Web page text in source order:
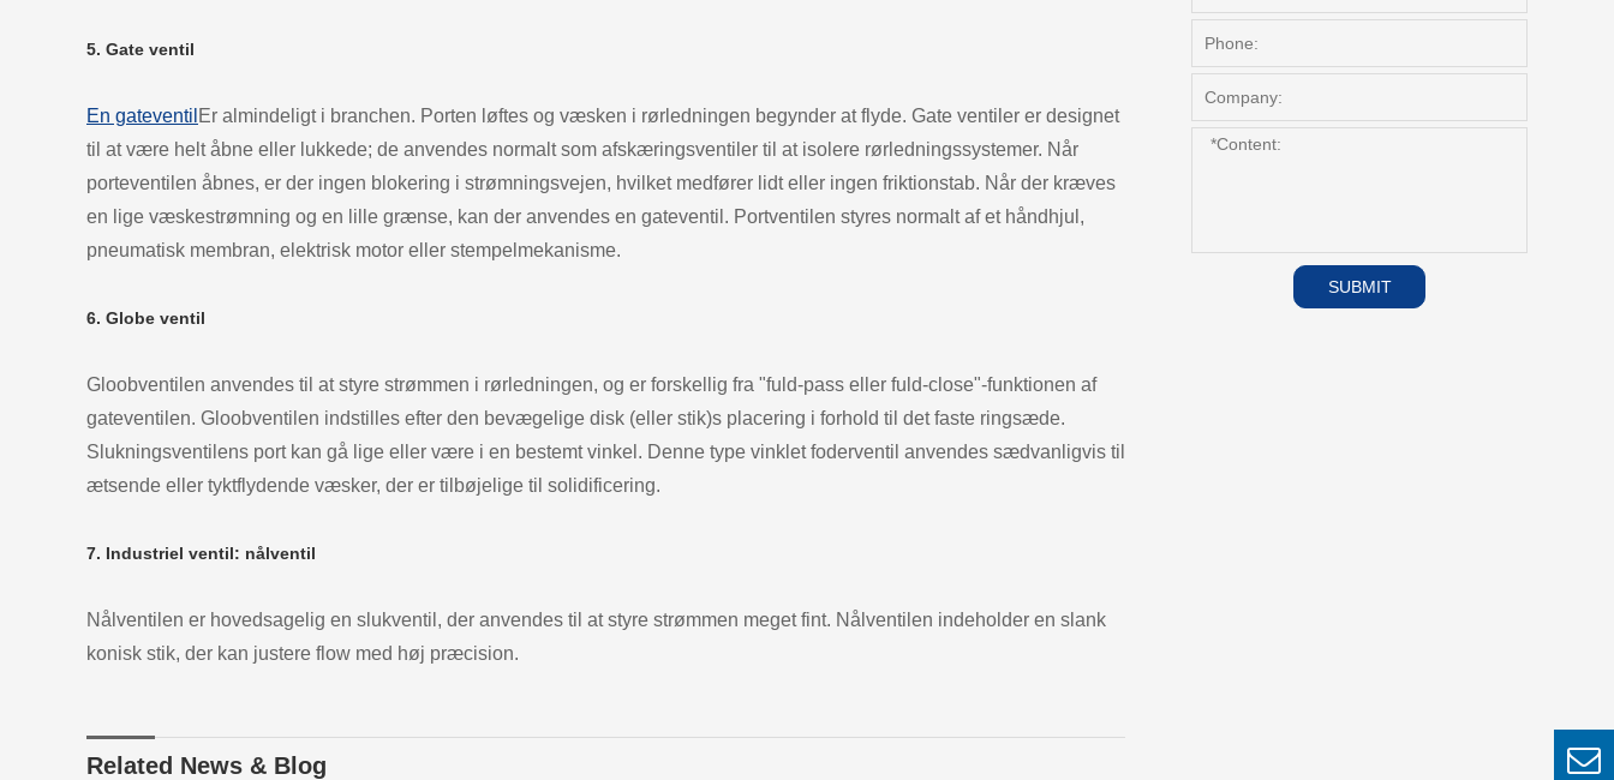
5. Gate ventil
En gateventil Er almindeligt i branchen. Porten løftes og væsken i rørledningen begynder at flyde. Gate ventiler er designet
til at være helt åbne eller lukkede; de anvendes normalt som afskæringsventiler til at isolere rørledningssystemer. Når
porteventilen åbnes, er der ingen blokering i strømningsvejen, hvilket medfører lidt eller ingen friktionstab. Når der kræves
en lige væskestrømning og en lille grænse, kan der anvendes en gateventil. Portventilen styres normalt af et håndhjul,
pneumatisk membran, elektrisk motor eller stempelmekanisme.
6. Globe ventil
Gloobventilen anvendes til at styre strømmen i rørledningen, og er forskellig fra "fuld-pass eller fuld-close"-funktionen af
gateventilen. Gloobventilen indstilles efter den bevægelige disk (eller stik)s placering i forhold til det faste ringsæde.
Slukningsventilens port kan gå lige eller være i en bestemt vinkel. Denne type vinklet foderventil anvendes sædvanligvis til
ætsende eller tyktflydende væsker, der er tilbøjelige til solidificering.
7. Industriel ventil: nålventil
Nålventilen er hovedsagelig en slukventil, der anvendes til at styre strømmen meget fint. Nålventilen indeholder en slank
konisk stik, der kan justere flow med høj præcision.
Related News & Blog
SUBMIT